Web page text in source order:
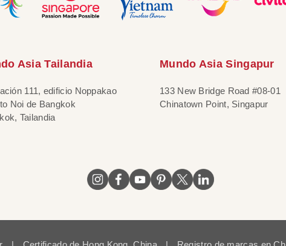
Asia Tailandia
111, edificio Noppakao
Noi de Bangkok
Tailandia
Mundo Asia Singapur
133 New Bridge Road #08-01
Chinatown Point, Singapur